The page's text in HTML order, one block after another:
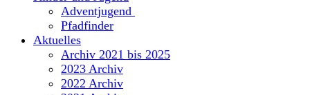
Adventjugend
Pfadfinder
Aktuelles
Archiv 2021 bis 2025
2023 Archiv
2022 Archiv